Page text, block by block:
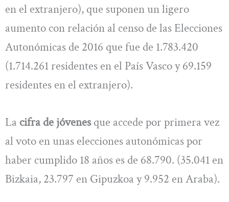
en el extranjero), que suponen un ligero
aumento con relación al censo de las Elecciones
Autonómicas de 2016 que fue de 1.783.420
(1.714.261 residentes en el País Vasco y 69.159
residentes en el extranjero).
La cifra de jóvenesque accede por primera vez
al voto en unas elecciones autonómicas por
haber cumplido 18 años es de 68.790. (35.041 en
Bizkaia, 23.797 en Gipuzkoa y 9.952 en Araba).